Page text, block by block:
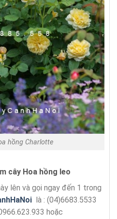
hồng Charlotte
cây Hoa hồng leo
lên và gọi ngay đến 1 trong
là : (04)6683.5533
hoặc